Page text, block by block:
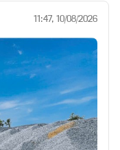
11:47, 10/08/2026